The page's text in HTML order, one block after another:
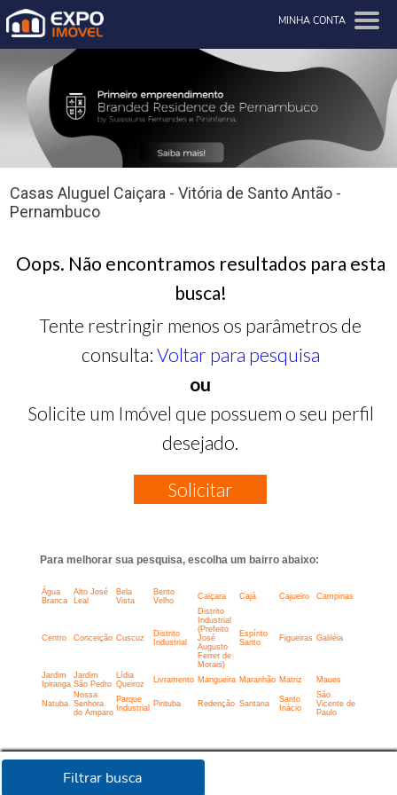
MINHA CONTA
Filtrar busca
Casas Aluguel Caiçara - Vitória de Santo Antão -
Pernambuco
Oops. Não encontramos resultados para esta
busca!
Tente restringir menos os parâmetros de
consulta: Voltar para pesquisa
ou
Solicite um Imóvel que possuem o seu perfil
desejado.
Solicitar
Para melhorar sua pesquisa, escolha um bairro abaixo:
Água
Branca
Alto José
Leal
Bela
Vista
Bento
Velho
Caiçara Cajá Cajueiro Campinas
Centro Conceição Cuscuz
Distrito
Industrial
Distrito
Industrial
(Prefeito
José
Augusto
Ferrer de
Morais)
Espírito
Santo
Figueiras Galiléia
Jardim
Ipiranga
Jardim
São Pedro
Lídia
Queiroz
Livramento Mangueira Maranhão Matriz Maues
Natuba
Nossa
Senhora
do Amparo
Parque
Industrial
Pirituba Redenção Santana
Santo
Inácio
São
Vicente de
Paulo